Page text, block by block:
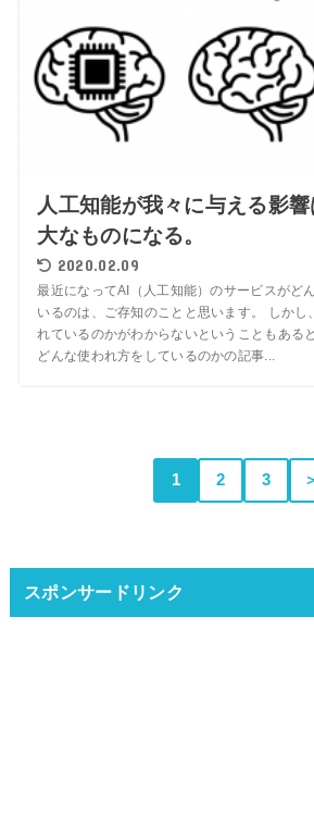
人工知能が我々に与える影
大なものになる。
2020.02.09
最近になってAI（人工知能）のサービスがど
いるのは、ご存知のことと思います。 しかし
れているのかがわからないということもある
どんな使われ方をしているのかの記事...
1 2 3
スポンサードリンク